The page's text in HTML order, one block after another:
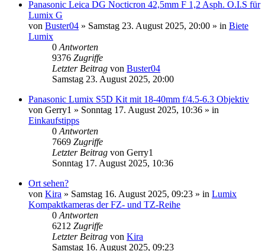
Panasonic Leica DG Nocticron 42,5mm F 1,2 Asph. O.I.S für
Lumix G
von Buster04 » Samstag 23. August 2025, 20:00 » in Biete
Lumix
0 Antworten
9376 Zugriffe
Letzter Beitrag von Buster04
Samstag 23. August 2025, 20:00
Panasonic Lumix S5D Kit mit 18-40mm f/4.5-6.3 Objektiv
von Gerry1 » Sonntag 17. August 2025, 10:36 » in
Einkaufstipps
0 Antworten
7669 Zugriffe
Letzter Beitrag von Gerry1
Sonntag 17. August 2025, 10:36
Ort sehen?
von Kira » Samstag 16. August 2025, 09:23 » in Lumix
Kompaktkameras der FZ- und TZ-Reihe
0 Antworten
6212 Zugriffe
Letzter Beitrag von Kira
Samstag 16. August 2025, 09:23